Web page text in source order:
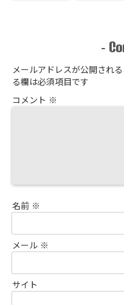
-
メールアドレスが公開される
る欄は必須項目です
コメント ※
名前 ※
メール ※
サイト